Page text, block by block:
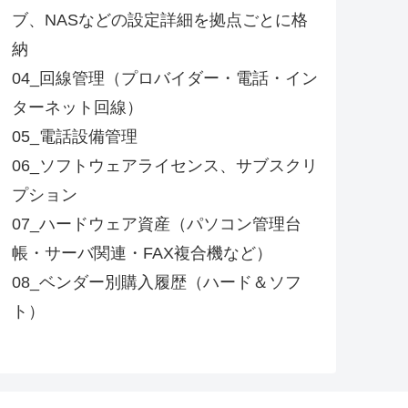
ブ、NASなどの設定詳細を拠点ごとに格
納
04_回線管理（プロバイダー・電話・イン
ターネット回線）
05_電話設備管理
06_ソフトウェアライセンス、サブスクリ
プション
07_ハードウェア資産（パソコン管理台
帳・サーバ関連・FAX複合機など）
08_ベンダー別購入履歴（ハード＆ソフ
ト）